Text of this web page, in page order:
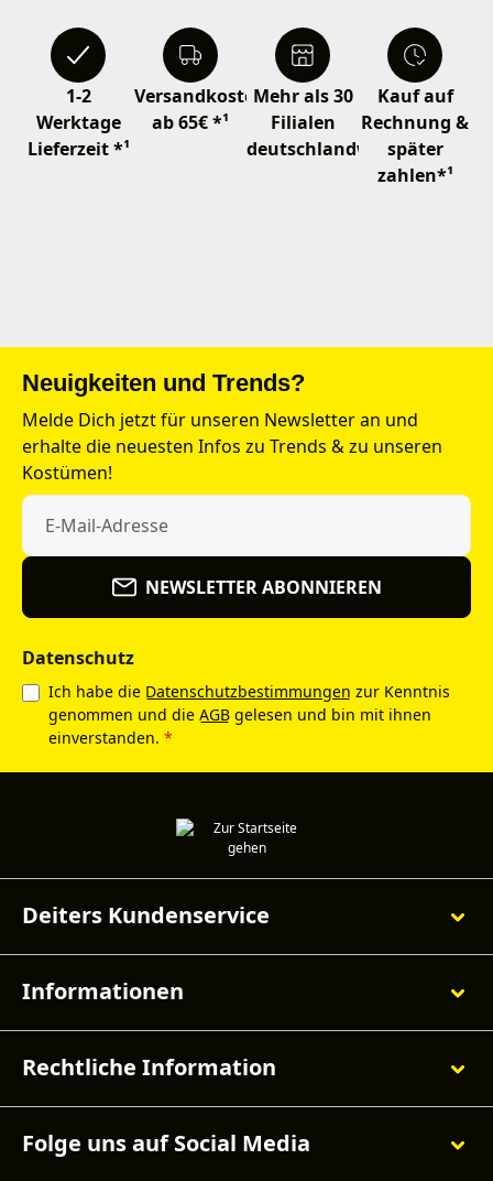
1-2
Werktage
Lieferzeit *¹
Versandkostenfrei
ab 65€ *¹
Mehr als 30
Filialen
deutschlandweit
Kauf auf
Rechnung &
später
zahlen*¹
Neuigkeiten und Trends?
Melde Dich jetzt für unseren Newsletter an und
erhalte die neuesten Infos zu Trends & zu unseren
Kostümen!
NEWSLETTER ABONNIEREN
Datenschutz
Ich habe die Datenschutzbestimmungen zur Kenntnis
genommen und die AGB gelesen und bin mit ihnen
einverstanden. *
Deiters Kundenservice
Informationen
Rechtliche Information
Folge uns auf Social Media